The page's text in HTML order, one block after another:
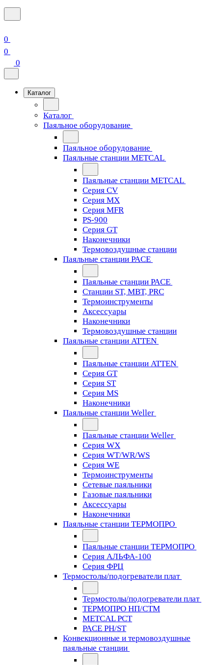
0
0
0
Каталог
Каталог
Паяльное оборудование
Паяльное оборудование
Паяльные станции METCAL
Паяльные станции METCAL
Серия CV
Серия MX
Серия MFR
PS-900
Серия GT
Наконечники
Термовоздушные станции
Паяльные станции PACE
Паяльные станции PACE
Станции ST, MBT, PRC
Термоинструменты
Аксессуары
Наконечники
Термовоздушные станции
Паяльные станции ATTEN
Паяльные станции ATTEN
Серия GT
Серия ST
Серия MS
Наконечники
Паяльные станции Weller
Паяльные станции Weller
Серия WX
Серия WT/WR/WS
Серия WE
Термоинструменты
Сетевые паяльники
Газовые паяльники
Аксессуары
Наконечники
Паяльные станции ТЕРМОПРО
Паяльные станции ТЕРМОПРО
Серия АЛЬФА-100
Серия ФРЦ
Термостолы/подогреватели плат
Термостолы/подогреватели плат
ТЕРМОПРО НП/СТМ
METCAL PCT
PACE PH/ST
Конвекционные и термовоздушные
паяльные станции